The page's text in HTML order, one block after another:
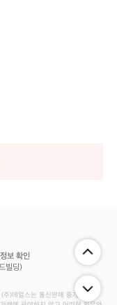
보 확인
빌딩)
)데얼스는 통신판매 중개자로서